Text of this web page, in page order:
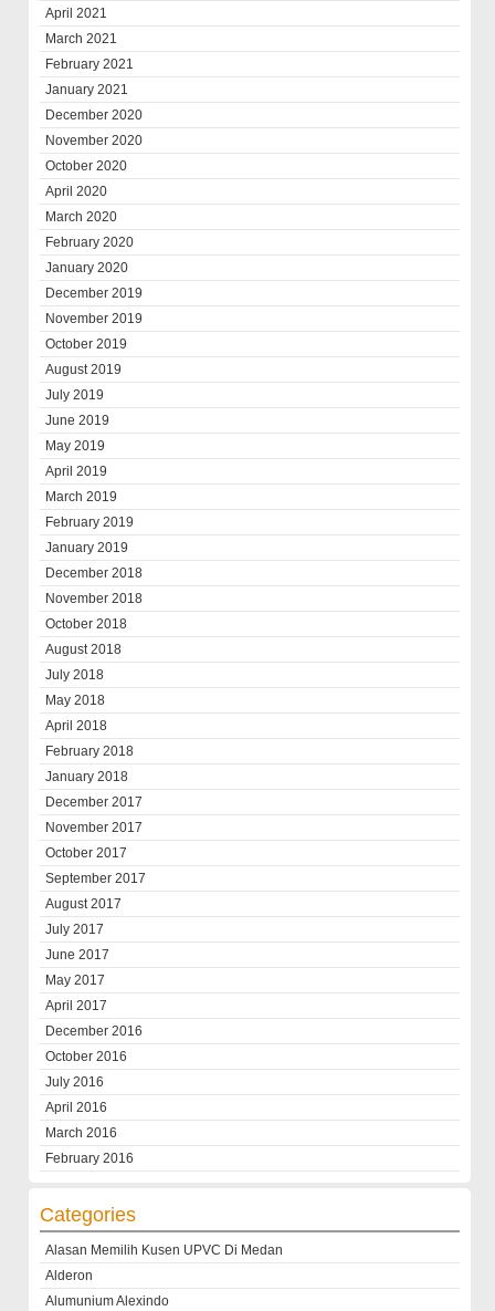
April 2021
March 2021
February 2021
January 2021
December 2020
November 2020
October 2020
April 2020
March 2020
February 2020
January 2020
December 2019
November 2019
October 2019
August 2019
July 2019
June 2019
May 2019
April 2019
March 2019
February 2019
January 2019
December 2018
November 2018
October 2018
August 2018
July 2018
May 2018
April 2018
February 2018
January 2018
December 2017
November 2017
October 2017
September 2017
August 2017
July 2017
June 2017
May 2017
April 2017
December 2016
October 2016
July 2016
April 2016
March 2016
February 2016
Categories
Alasan Memilih Kusen UPVC Di Medan
Alderon
Alumunium Alexindo